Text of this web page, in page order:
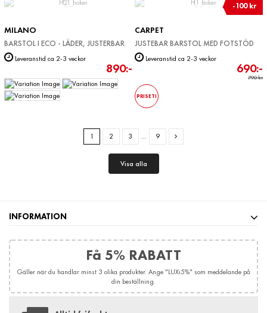
MILANO
BARSTOL I ECO - LÄDER, JUSTERBAR
Leveranstid ca 2-3 veckor
890:-
-100 kr
CARPET
JUSTEBAR BARSTOL MED FOTSTÖD
Leveranstid ca 2-3 veckor
690:-
790 kr
PRISETI
1 2 3 … 9
Visa alla
INFORMATION
Få 5% RABATT
Gäller när du handlar minst 3 olika produkter. Ange "LUXi5%" som meddelande på
din beställning.